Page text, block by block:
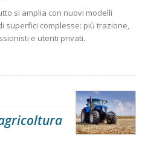
si amplia con nuovi modelli
superfici complesse: più trazione,
e utenti privati.